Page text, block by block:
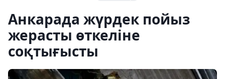
Анкарада жүрдек пойыз
жерасты өткеліне
соқтығысты